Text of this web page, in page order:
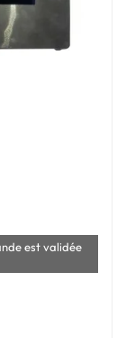
est validée